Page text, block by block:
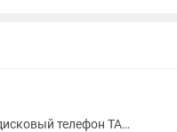
Советский дисковый телефон ТАН-6 1963 года